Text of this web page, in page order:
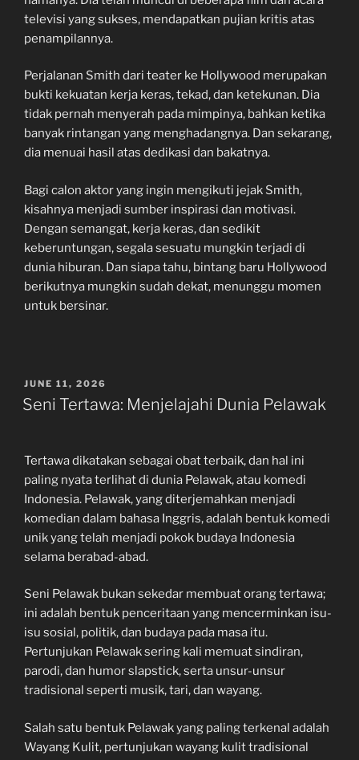
televisi yang sukses, mendapatkan pujian kritis atas
penampilannya.
Perjalanan Smith dari teater ke Hollywood merupakan
bukti kekuatan kerja keras, tekad, dan ketekunan. Dia
tidak pernah menyerah pada mimpinya, bahkan ketika
banyak rintangan yang menghadangnya. Dan sekarang,
dia menuai hasil atas dedikasi dan bakatnya.
Bagi calon aktor yang ingin mengikuti jejak Smith,
kisahnya menjadi sumber inspirasi dan motivasi.
Dengan semangat, kerja keras, dan sedikit
keberuntungan, segala sesuatu mungkin terjadi di
dunia hiburan. Dan siapa tahu, bintang baru Hollywood
berikutnya mungkin sudah dekat, menunggu momen
untuk bersinar.
POSTED
ON
JUNE 11, 2026
Seni Tertawa: Menjelajahi Dunia Pelawak
Tertawa dikatakan sebagai obat terbaik, dan hal ini
paling nyata terlihat di dunia Pelawak, atau komedi
Indonesia. Pelawak, yang diterjemahkan menjadi
komedian dalam bahasa Inggris, adalah bentuk komedi
unik yang telah menjadi pokok budaya Indonesia
selama berabad-abad.
Seni Pelawak bukan sekedar membuat orang tertawa;
ini adalah bentuk penceritaan yang mencerminkan isu-
isu sosial, politik, dan budaya pada masa itu.
Pertunjukan Pelawak sering kali memuat sindiran,
parodi, dan humor slapstick, serta unsur-unsur
tradisional seperti musik, tari, dan wayang.
Salah satu bentuk Pelawak yang paling terkenal adalah
Wayang Kulit, pertunjukan wayang kulit tradisional